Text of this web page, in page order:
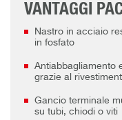
VANTAGGI
Nastro in acciaio
in fosfato
Antiabbagliamento
grazie al
Gancio terminale
su tubi, chiodi o viti